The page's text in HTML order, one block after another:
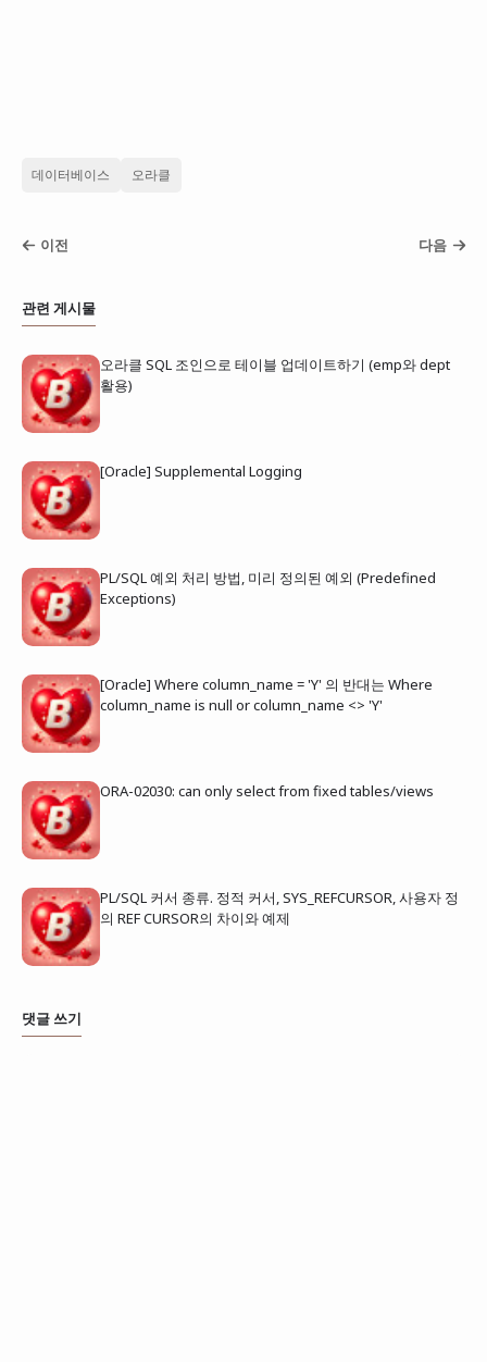
데이터베이스 오라클
이전 다음
관련 게시물
오라클 SQL 조인으로 테이블 업데이트하기 (emp와 dept
활용)
[Oracle] Supplemental Logging
PL/SQL 예외 처리 방법, 미리 정의된 예외 (Predefined
Exceptions)
[Oracle] Where column_name = 'Y' 의 반대는 Where
column_name is null or column_name <> 'Y'
ORA-02030: can only select from fixed tables/views
PL/SQL 커서 종류. 정적 커서, SYS_REFCURSOR, 사용자 정
의 REF CURSOR의 차이와 예제
댓글 쓰기